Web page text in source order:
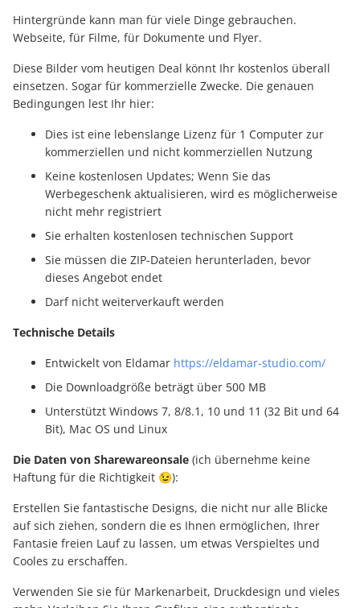
Hintergründe kann man für viele Dinge gebrauchen.
Webseite, für Filme, für Dokumente und Flyer.
Diese Bilder vom heutigen Deal könnt Ihr kostenlos überall
einsetzen. Sogar für kommerzielle Zwecke. Die genauen
Bedingungen lest Ihr hier:
Dies ist eine lebenslange Lizenz für 1 Computer zur
kommerziellen und nicht kommerziellen Nutzung
Keine kostenlosen Updates; Wenn Sie das
Werbegeschenk aktualisieren, wird es möglicherweise
nicht mehr registriert
Sie erhalten kostenlosen technischen Support
Sie müssen die ZIP-Dateien herunterladen, bevor
dieses Angebot endet
Darf nicht weiterverkauft werden
Technische Details
Entwickelt von Eldamar https://eldamar-studio.com/
Die Downloadgröße beträgt über 500 MB
Unterstützt Windows 7, 8/8.1, 10 und 11 (32 Bit und 64
Bit), Mac OS und Linux
Die Daten von Sharewareonsale (ich übernehme keine
Haftung für die Richtigkeit 😉):
Erstellen Sie fantastische Designs, die nicht nur alle Blicke
auf sich ziehen, sondern die es Ihnen ermöglichen, Ihrer
Fantasie freien Lauf zu lassen, um etwas Verspieltes und
Cooles zu erschaffen.
Verwenden Sie sie für Markenarbeit, Druckdesign und vieles